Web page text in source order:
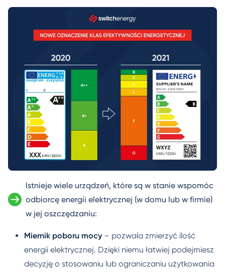
Istnieje wiele urządzeń, które są w stanie wspomóc
odbiorcę energii elektrycznej (w domu lub w firmie)
w jej oszczędzaniu:
Miernik poboru mocy – pozwala zmierzyć ilość
energii elektrycznej. Dzięki niemu łatwiej podejmiesz
decyzję o stosowaniu lub ograniczaniu użytkowania